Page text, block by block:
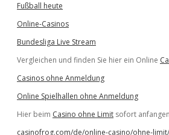
Fußball heute
Online-Casinos
Bundesliga Live Stream
Vergleichen und finden Sie hier ein Online
Casinos ohne Anmeldung
Online Spielhallen ohne Anmeldung
Hier beim Casino ohne Limit sofort
casinofrog.com/de/online-casino/ohne-limit/